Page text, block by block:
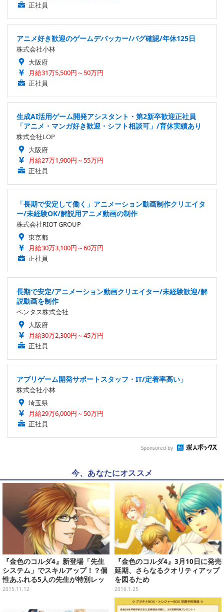
正社員
アニメ好き歓迎のゲームデバッカー/バグ確認/年休125日
株式会社小林
大阪府
月給31万5,500円～50万円
正社員
生成AI活用ゲーム開発アシスタント・第2新卒歓迎正社員
「アニメ・マンガ好き歓迎・シフト相談可」/育休実績あり
株式会社LOP
大阪府
月給27万1,900円～55万円
正社員
「長期で安定して働く」アニメーション動画制作クリエイタ
ー/未経験OK/解説用アニメ動画の制作
株式会社RIOT GROUP
東京都
月給30万3,100円～60万円
正社員
長期で安定/アニメーション動画クリエイター/未経験歓迎/解
説動画を制作
ベンタス株式会社
大阪府
月給30万2,300円～45万円
正社員
アプリゲーム開発サポートスタッフ・IT/定着率高い」
株式会社小林
埼玉県
月給29万6,000円～50万円
正社員
Sponsored by
今、あなたにオススメ
『金色のコルダ4』新登場「先生
システム」でスキルアップ！？個
性あふれる5人の先生が特別レッ
スン
2015.11.12
『金色のコルダ4』3月10日に発売
延期、さらなるクオリティアップ
を図るため
2016.1.25